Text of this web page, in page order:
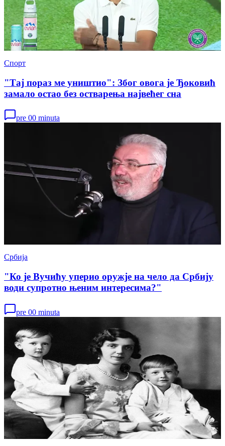
Спорт
"Тај пораз ме уништио": Због овога је Ђоковић
замало остао без остварења највећег сна
pre 00 minuta
Србија
"Ко је Вучићу уперио оружје на чело да Србију
води супротно њеним интересима?"
pre 00 minuta